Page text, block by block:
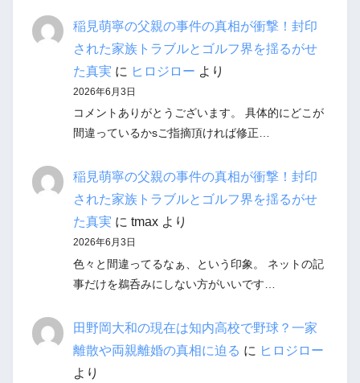
稲見萌寧の父親の事件の真相が衝撃！封印
された家族トラブルとゴルフ界を揺るがせ
た真実 に ヒロジロー より
2026年6月3日
コメントありがとうございます。 具体的にどこが
間違っているかsご指摘頂ければ修正…
稲見萌寧の父親の事件の真相が衝撃！封印
された家族トラブルとゴルフ界を揺るがせ
た真実 に tmaxより
2026年6月3日
色々と間違ってるなぁ、という印象。 ネットの記
事だけを鵜呑みにしない方がいいです…
田野岡大和の現在は知内高校で野球？一家
離散や両親離婚の真相に迫る に ヒロジロー
より